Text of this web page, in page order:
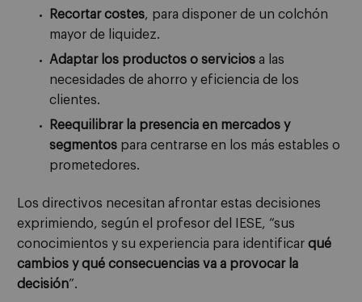
Recortar costes, para disponer de un colchón
mayor de liquidez.
Adaptar los productos o servicios a las
necesidades de ahorro y eficiencia de los
clientes.
Reequilibrar la presencia en mercados y
segmentos para centrarse en los más estables o
prometedores.
Los directivos necesitan afrontar estas decisiones
exprimiendo, según el profesor del IESE, “sus
conocimientos y su experiencia para identificar qué
cambios y qué consecuencias va a provocar la
decisión”.